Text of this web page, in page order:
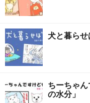
犬と暮らせ
ちーちゃ
の水分」